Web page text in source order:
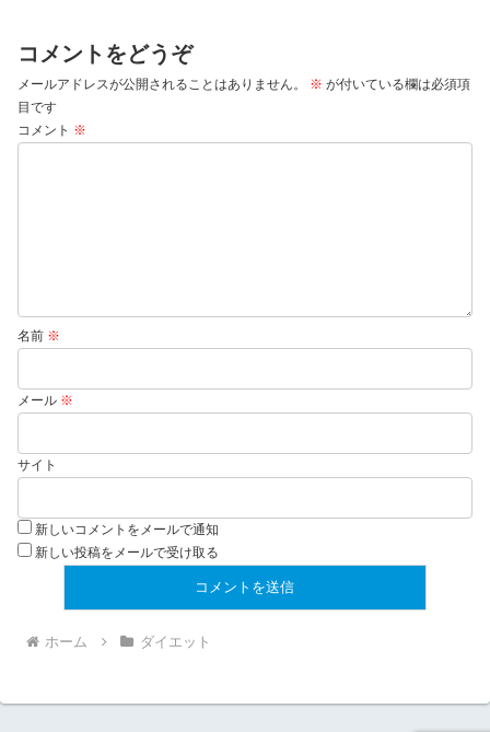
コメントをどうぞ
メールアドレスが公開されることはありません。 ※ が付いている欄は必須項
目です
コメント ※
名前 ※
メール ※
サイト
新しいコメントをメールで通知
新しい投稿をメールで受け取る
ホーム ダイエット